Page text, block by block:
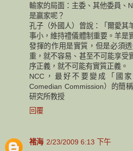
輸家的局面：主委、其他委員、
是贏家呢？
孔子（外國人）曾說：「爾愛其
事小，維持禮儀體制重要。羊是
發揮的作用是實質，但是必須
重，就不容易、甚至不可能享受
序正義，就不可能有實質正義。
NCC，最好不要變成「國
Comedian Commission）的簡
研究所教授
回覆
褚海 2/23/2009 6:13 下午